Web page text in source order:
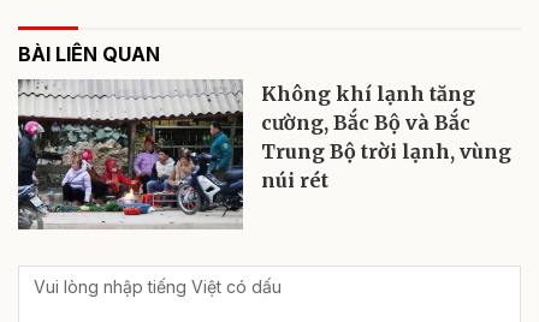
BÀI LIÊN QUAN
Không khí lạnh tăng
cường, Bắc Bộ và Bắc
Trung Bộ trời lạnh, vùng
núi rét